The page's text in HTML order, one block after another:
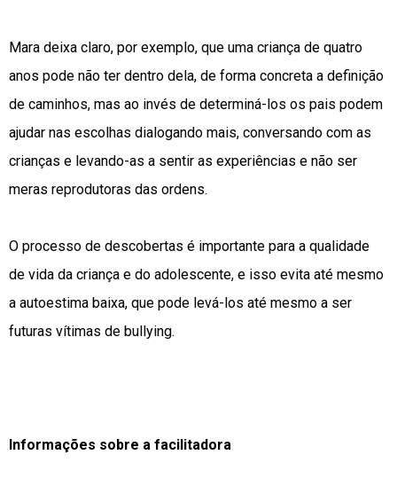
Mara deixa claro, por exemplo, que uma criança de quatro
anos pode não ter dentro dela, de forma concreta a definição
de caminhos, mas ao invés de determiná-los os pais podem
ajudar nas escolhas dialogando mais, conversando com as
crianças e levando-as a sentir as experiências e não ser
meras reprodutoras das ordens.
O processo de descobertas é importante para a qualidade
de vida da criança e do adolescente, e isso evita até mesmo
a autoestima baixa, que pode levá-los até mesmo a ser
futuras vítimas de bullying.
Informações sobre a facilitadora